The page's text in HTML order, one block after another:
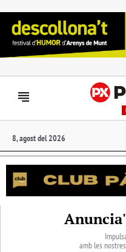
8, agost del 2026
amb les